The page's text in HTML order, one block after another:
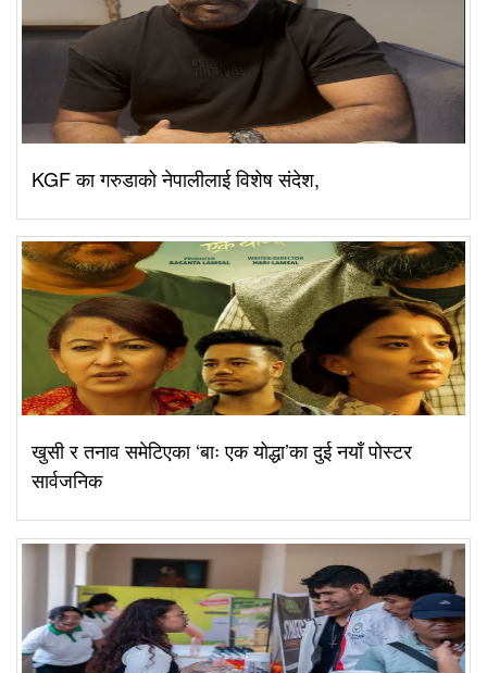
KGF का गरुडाको नेपालीलाई विशेष संदेश,
खुसी र तनाव समेटिएका ‘बाः एक योद्धा’का दुई नयाँ पोस्टर
सार्वजनिक